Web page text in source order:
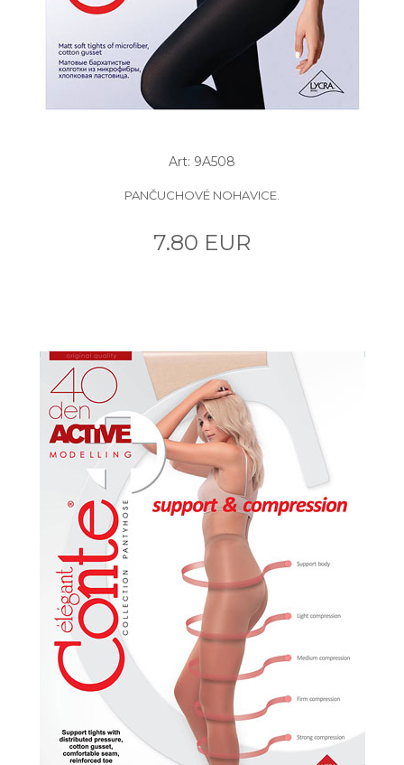
Art: 9A508
PANČUCHOVÉ NOHAVICE.
7.80 EUR